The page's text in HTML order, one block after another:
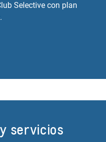
Selective con plan
servicios